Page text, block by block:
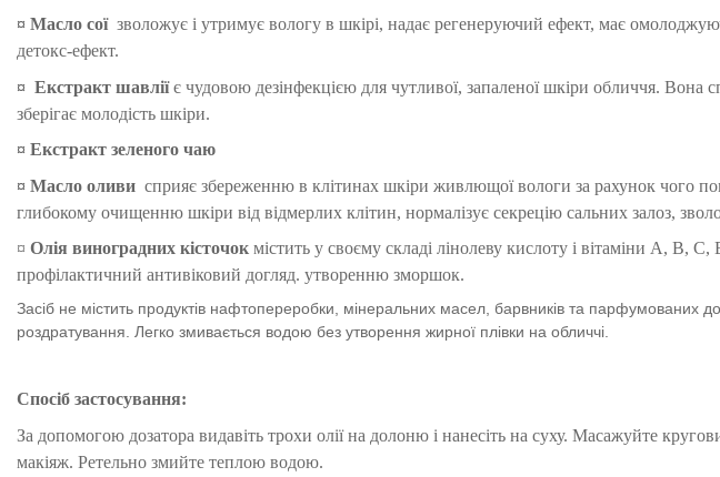
¤ Масло соїзволожує і утримує вологу в шкірі, надає регенеруючий ефект, має
детокс-ефект.
¤ Екстракт шавліїє чудовою дезінфекцією для чутливої, запаленої шкіри обличчя.
зберігає молодість шкіри.
¤ Екстракт зеленого чаю
¤ Масло оливи сприяє збереженню в клітинах шкіри живлющої вологи за рахунок чого
глибокому очищенню шкіри від відмерлих клітин, нормалізує секрецію сальних залоз,
¤ Олія виноградних кісточок містить у своєму складі лінолеву кислоту і вітаміни A, B,
профілактичний антивіковий догляд. утворенню зморшок.
Засіб не містить продуктів нафтопереробки, мінеральних масел, барвників та парфумованих
роздратування. Легко змивається водою без утворення жирної плівки на обличчі.
Спосіб застосування:
За допомогою дозатора видавіть трохи олії на долоню і нанесіть на суху. Масажуйте
макіяж. Ретельно змийте теплою водою.